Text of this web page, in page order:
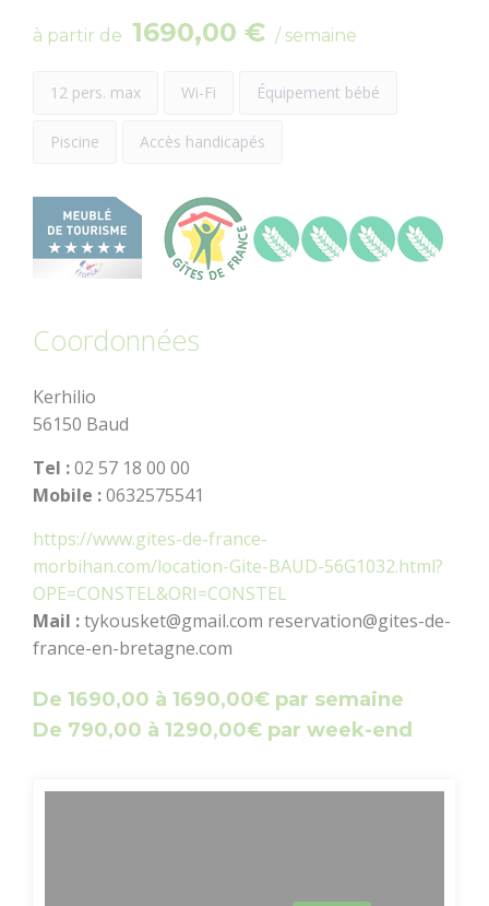
Découvrir
chapelles et leurs
Communauté
à partir de 1690,00 € / semaine
12 pers. max Wi-Fi Équipement bébé
Piscine Accès handicapés
Coordonnées
Kerhilio
56150 Baud
Tel :02 57 18 00 00
Mobile :0632575541
https://www.gites-de-france-
morbihan.com/location-Gite-BAUD-56G1032.html?
OPE=CONSTEL&ORI=CONSTEL
Mail :tykousket@gmail.com reservation@gites-de-
france-en-bretagne.com
De 1690,00 à 1690,00€ par semaine
De 790,00 à 1290,00€ par week-end